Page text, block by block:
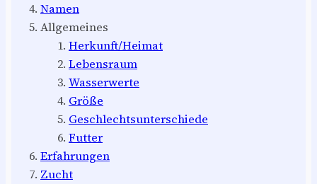
Namen
Allgemeines
Herkunft/Heimat
Lebensraum
Wasserwerte
Größe
Geschlechtsunterschiede
Futter
Erfahrungen
Zucht